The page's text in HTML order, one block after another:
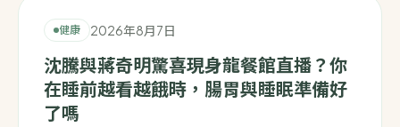
健康 2026年8月7日
沈騰與蔣奇明驚喜現身龍餐館直播？你
在睡前越看越餓時，腸胃與睡眠準備好
了嗎